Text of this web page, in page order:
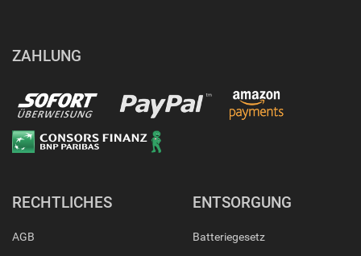
ZAHLUNG
RECHTLICHES
AGB
ENTSORGUNG
Batteriegesetz